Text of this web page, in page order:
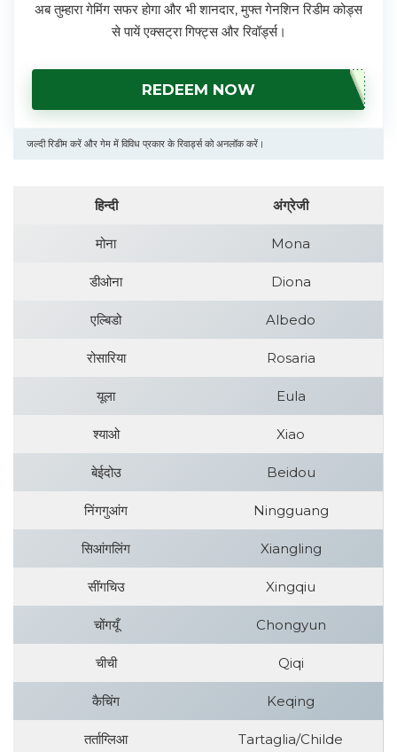
अब तुम्हारा गेमिंग सफर होगा और भी शानदार, मुफ्त गेनशिन रिडीम कोड्स
से पायें एक्सट्रा गिफ्ट्स और रिवॉर्ड्स।
REDEEM NOW
जल्दी रिडीम करें और गेम में विविध प्रकार के रिवार्ड्स को अनलॉक करें।
हिन्दी अंग्रेजी
मोना Mona
डीओना Diona
एल्बिडो Albedo
रोसारिया Rosaria
यूला Eula
श्याओ Xiao
बेईदोउ Beidou
निंगगुआंग Ningguang
सिआंगलिंग Xiangling
सींगचिउ Xingqiu
चोंगयूँ Chongyun
चीची Qiqi
कैचिंग Keqing
तर्ताग्लिआ Tartaglia/Childe